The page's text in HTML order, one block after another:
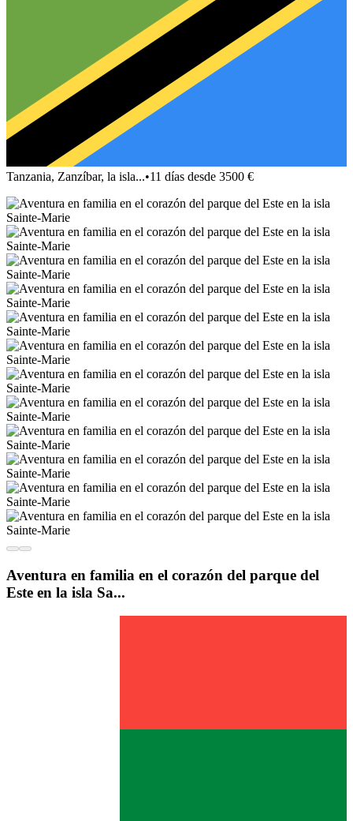
Tanzania, Zanzíbar, la isla...•11 días desde 3500 €
Aventura en familia en el corazón del parque del
Este en la isla Sa...